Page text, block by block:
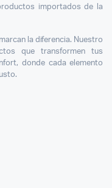
importados de la
la diferencia. Nuestro
que transformen tus
donde cada elemento